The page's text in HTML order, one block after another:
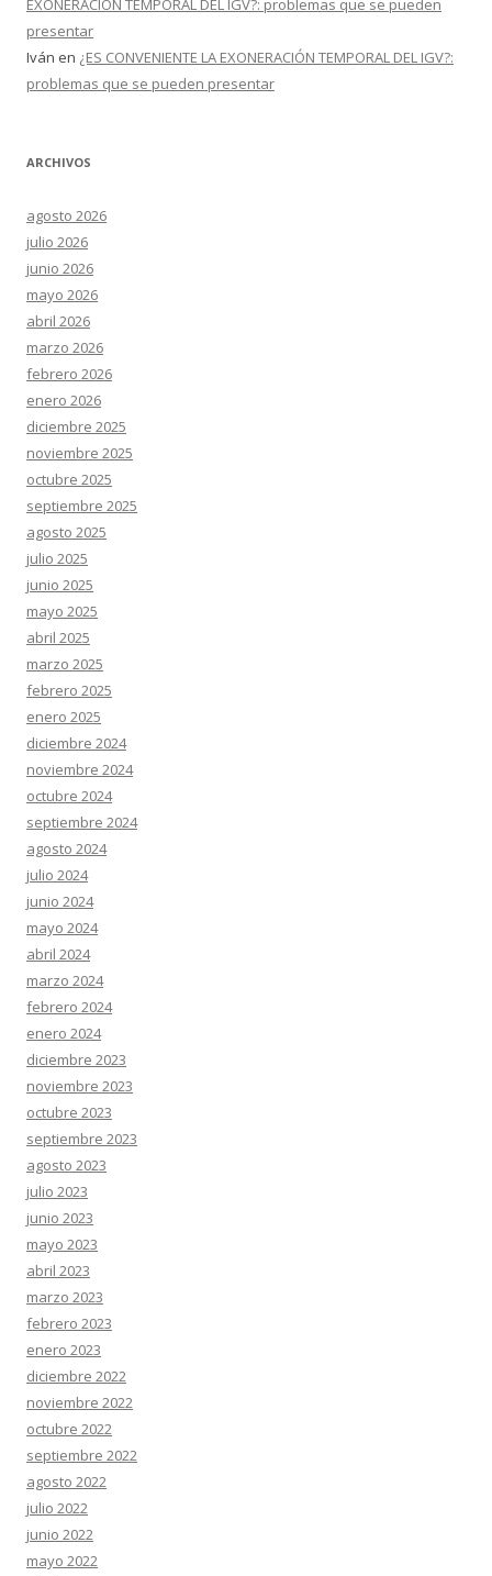
EXONERACIÓN TEMPORAL DEL IGV?: problemas que se pueden
presentar
Iván en ¿ES CONVENIENTE LA EXONERACIÓN TEMPORAL DEL IGV?:
problemas que se pueden presentar
ARCHIVOS
agosto 2026
julio 2026
junio 2026
mayo 2026
abril 2026
marzo 2026
febrero 2026
enero 2026
diciembre 2025
noviembre 2025
octubre 2025
septiembre 2025
agosto 2025
julio 2025
junio 2025
mayo 2025
abril 2025
marzo 2025
febrero 2025
enero 2025
diciembre 2024
noviembre 2024
octubre 2024
septiembre 2024
agosto 2024
julio 2024
junio 2024
mayo 2024
abril 2024
marzo 2024
febrero 2024
enero 2024
diciembre 2023
noviembre 2023
octubre 2023
septiembre 2023
agosto 2023
julio 2023
junio 2023
mayo 2023
abril 2023
marzo 2023
febrero 2023
enero 2023
diciembre 2022
noviembre 2022
octubre 2022
septiembre 2022
agosto 2022
julio 2022
junio 2022
mayo 2022